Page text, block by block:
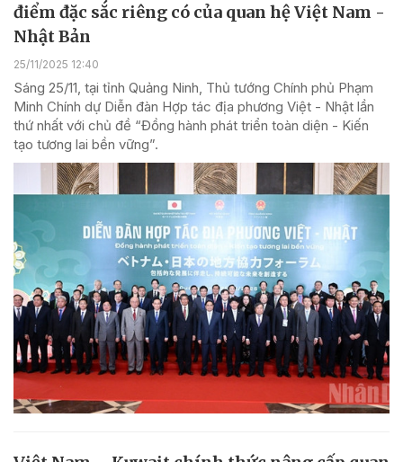
điểm đặc sắc riêng có của quan hệ Việt Nam -
Nhật Bản
25/11/2025 12:40
Sáng 25/11, tại tỉnh Quảng Ninh, Thủ tướng Chính phủ Phạm
Minh Chính dự Diễn đàn Hợp tác địa phương Việt - Nhật lần
thứ nhất với chủ đề “Đồng hành phát triển toàn diện - Kiến
tạo tương lai bền vững”.